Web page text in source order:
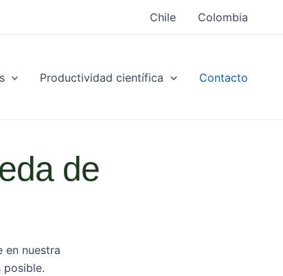
Chile Colombia
Productividad científica Contacto
de
en nuestra
posible.